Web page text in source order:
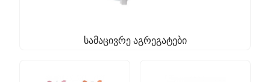
სამაცივრე აგრეგატები